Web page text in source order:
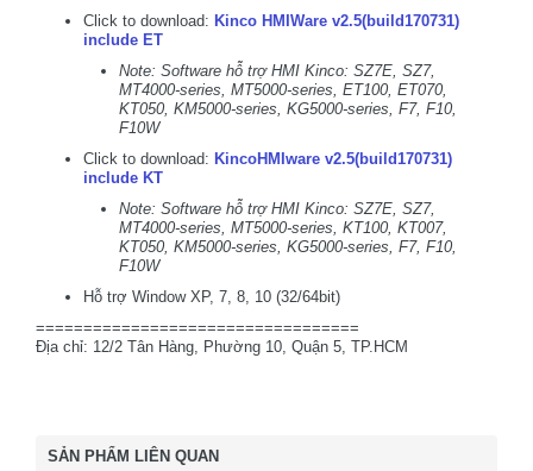
Click to download: Kinco HMIWare v2.5(build170731)
include ET
Note: Software hỗ trợ HMI Kinco: SZ7E, SZ7,
MT4000-series, MT5000-series, ET100, ET070,
KT050, KM5000-series, KG5000-series, F7, F10,
F10W
Click to download: KincoHMIware v2.5(build170731)
include KT
Note: Software hỗ trợ HMI Kinco: SZ7E, SZ7,
MT4000-series, MT5000-series, KT100, KT007,
KT050, KM5000-series, KG5000-series, F7, F10,
F10W
Hỗ trợ Window XP, 7, 8, 10 (32/64bit)
==================================
Địa chỉ: 12/2 Tân Hàng, Phường 10, Quận 5, TP.HCM
SẢN PHẨM LIÊN QUAN